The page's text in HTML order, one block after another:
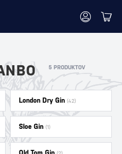
5 PRODUKTOV
London Dry Gin (42)
Sloe Gin (1)